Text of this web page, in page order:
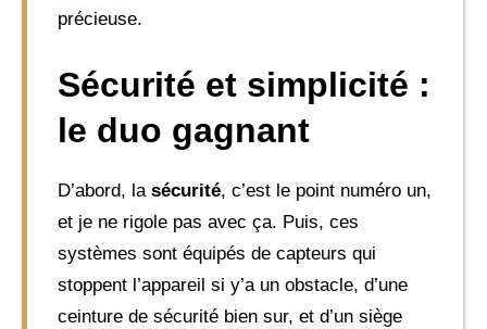
précieuse.
Sécurité et simplicité :
le duo gagnant
D’abord, la sécurité, c’est le point numéro un,
et je ne rigole pas avec ça. Puis, ces
systèmes sont équipés de capteurs qui
stoppent l’appareil si y’a un obstacle, d’une
ceinture de sécurité bien sur, et d’un siège